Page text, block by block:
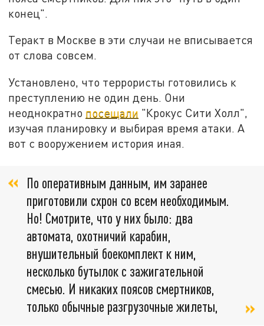
конец".
Теракт в Москве в эти случаи не вписывается
от слова совсем.
Установлено, что террористы готовились к
преступлению не один день. Они
неоднократно посещали "Крокус Сити Холл",
изучая планировку и выбирая время атаки. А
вот с вооружением история иная.
По оперативным данным, им заранее
приготовили схрон со всем необходимым.
Но! Смотрите, что у них было: два
автомата, охотничий карабин,
внушительный боекомплект к ним,
несколько бутылок с зажигательной
смесью. И никаких поясов смертников,
только обычные разгрузочные жилеты,